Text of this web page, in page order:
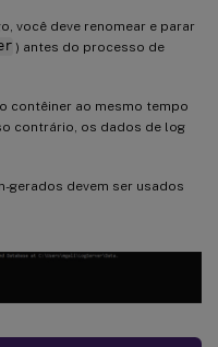
você deve renomear e parar
) antes do processo de
contêiner ao mesmo tempo
contrário, os dados de log
gerados devem ser usados